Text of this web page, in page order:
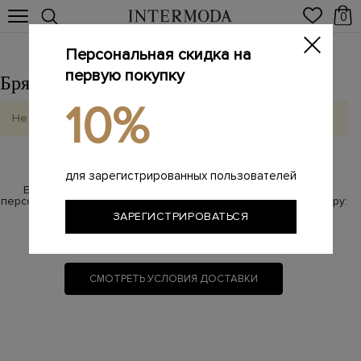
0
Брянск Выбрать другой город
Не найдено
Если у Вас возникли вопросы по бесплатной доставке,
персональный менеджер с радостью на них ответит по номеру:
8 800 100-87-17
СМОТРЕТЬ УСЛОВИЯ ДОСТАВКИ
Персональная скидка на
первую покупку
10%
для зарегистрированных пользователей
ЗАРЕГИСТРИРОВАТЬСЯ